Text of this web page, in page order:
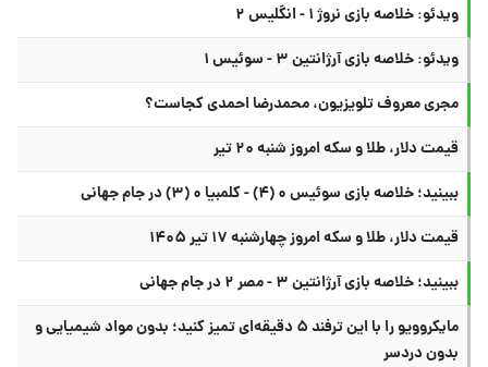
ویدئو: خلاصه بازی نروژ ۱ - انگلیس ۲
ویدئو: خلاصه بازی آرژانتین ۳ - سوئیس ۱
مجری معروف تلویزیون، محمدرضا احمدی کجاست؟
قیمت دلار، طلا و سکه امروز شنبه ۲۰ تیر
ببینید؛ خلاصه بازی سوئیس ۰ (۴) - کلمبیا ۰ (۳) در جام جهانی
قیمت دلار، طلا و سکه امروز چهارشنبه ۱۷ تیر ۱۴۰۵
ببینید؛ خلاصه بازی آرژانتین ۳ - مصر ۲ در جام جهانی
مایکروویو را با این ترفند ۵ دقیقه‌ای تمیز کنید؛ بدون مواد شیمیایی و
بدون دردسر